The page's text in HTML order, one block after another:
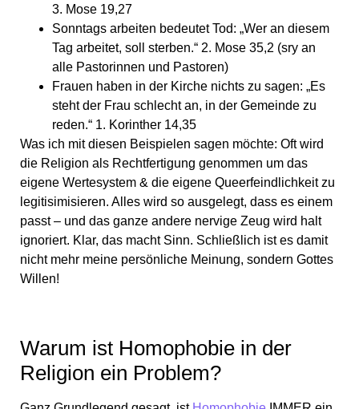
3. Mose 19,27
Sonntags arbeiten bedeutet Tod: „Wer an diesem
Tag arbeitet, soll sterben.“ 2. Mose 35,2 (sry an
alle Pastorinnen und Pastoren)
Frauen haben in der Kirche nichts zu sagen: „Es
steht der Frau schlecht an, in der Gemeinde zu
reden.“ 1. Korinther 14,35
Was ich mit diesen Beispielen sagen möchte: Oft wird
die Religion als Rechtfertigung genommen um das
eigene Wertesystem & die eigene Queerfeindlichkeit zu
legitisimisieren. Alles wird so ausgelegt, dass es einem
passt – und das ganze andere nervige Zeug wird halt
ignoriert. Klar, das macht Sinn. Schließlich ist es damit
nicht mehr meine persönliche Meinung, sondern Gottes
Willen!
Warum ist Homophobie in der
Religion ein Problem?